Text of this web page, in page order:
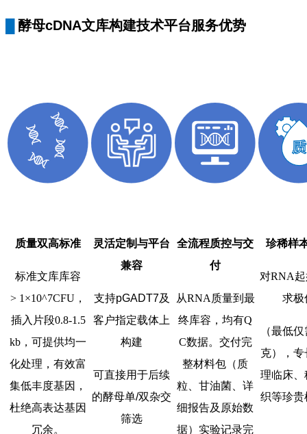
酵母cDNA文库构建技术平台服务优势
质量双高标准
标准文库库容
> 1×10^7CFU，
插入片段0.8-1.5
kb，可提供均一
化处理，有效富
集低丰度基因，
杜绝高表达基因
冗余。
灵活定制与平台
兼容
支持pGADT7及
客户指定载体上
构建
可直接用于后续
的酵母单/双杂交
筛选
全流程质控与交
付
从RNA质量到最
终库容，均有Q
C数据。交付完
整材料包（质
粒、甘油菌、详
细报告及原始数
据）实验记录完
珍稀样
对RNA
求极
（最低
克），
理临床、
织等珍贵